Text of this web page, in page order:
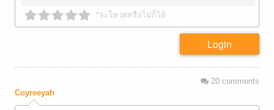
*จะโหวตหรือไม่ก็ได้
Login
20comments
Coyreeyah